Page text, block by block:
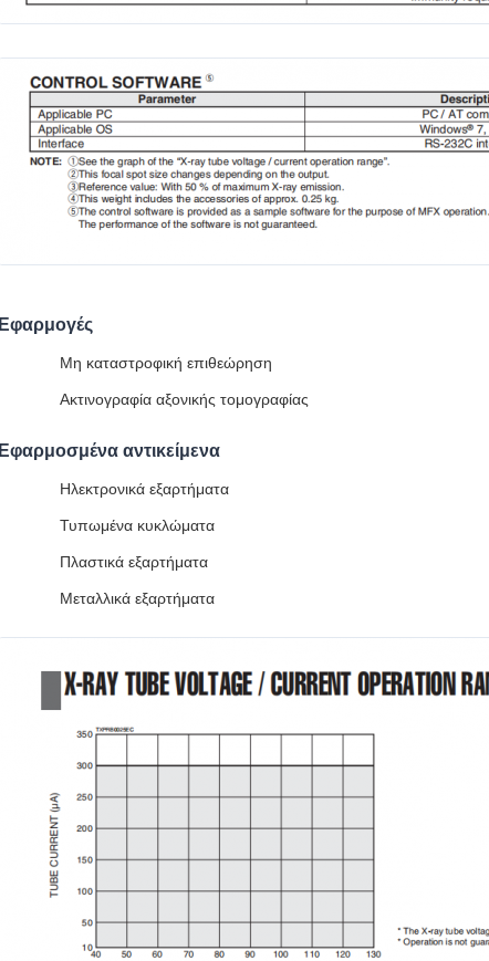
Εφαρμογές
Μη καταστροφική επιθεώρηση
Ακτινογραφία αξονικής τομογραφίας
Εφαρμοσμένα αντικείμενα
Ηλεκτρονικά εξαρτήματα
Τυπωμένα κυκλώματα
Πλαστικά εξαρτήματα
Μεταλλικά εξαρτήματα